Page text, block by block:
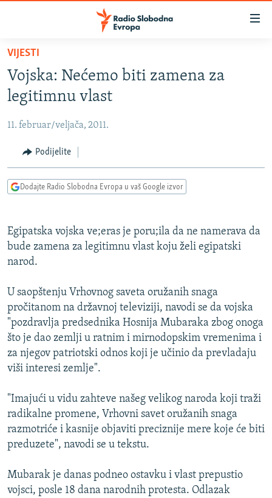
Pređite
glavni
sadržaj
Pređite
na
navigaciju
Pređite
na
VIJESTI
BOSNA I HERCEGOVINA
SRBIJA
KOSOVO
CRNA GORA
VIDEO
INFOGRAFIKE
PODCASTI
KINA NA BALKANU
RSE PRIČE IZ SVIJETA
ISPRIČAJ MI
DNEVNO@RSE
SPECIJALI RSE
VIŠE OD NASLOVA
GENOCID U SREBRENICI
POPLAVE I KLIZIŠTA U BIH 2024.
TV LIBERTY
POST SCRIPTUM
TRI DECENIJE OD RATA U BIH
PRATITE NAS
Sve RFE/RL stranice
VIJESTI
Vojska: Nećemo biti zamena za
legitimnu vlast
11. februar/veljača, 2011.
Podijelite
Dodajte Radio Slobodna Evropa u vaš Google izvor
Egipatska vojska ve;eras je poru;ila da ne namerava da
bude zamena za legitimnu vlast koju želi egipatski
narod.
U saopštenju Vrhovnog saveta oružanih snaga
pročitanom na državnoj televiziji, navodi se da vojska
"pozdravlja predsednika Hosnija Mubaraka zbog onoga
što je dao zemlji u ratnim i mirnodopskim vremenima i
za njegov patriotski odnos koji je učinio da prevladaju
viši interesi zemlje".
"Imajući u vidu zahteve našeg velikog naroda koji traži
radikalne promene, Vrhovni savet oružanih snaga
razmotriće i kasnije objaviti preciznije mere koje će biti
preduzete", navodi se u tekstu.
Mubarak je danas podneo ostavku i vlast prepustio
vojsci, posle 18 dana narodnih protesta. Odlazak